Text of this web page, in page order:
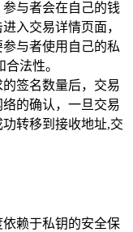
与者会在自己的钱
入交易详情页面，
与者使用自己的私
法性。
签名数量后，交易
的确认，一旦交易
转移到接收地址,交
赖于私钥的安全保